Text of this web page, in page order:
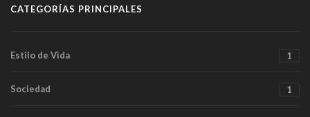
CATEGORÍAS PRINCIPALES
Estilo de Vida 1
Sociedad 1